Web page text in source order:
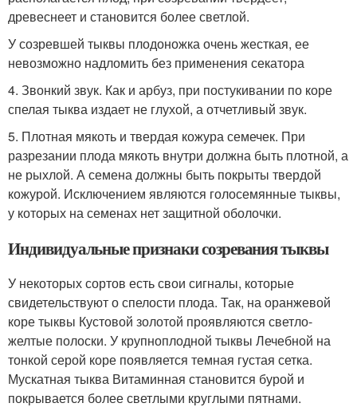
древеснеет и становится более светлой.
У созревшей тыквы плодоножка очень жесткая, ее
невозможно надломить без применения секатора
4. Звонкий звук. Как и арбуз, при постукивании по коре
спелая тыква издает не глухой, а отчетливый звук.
5. Плотная мякоть и твердая кожура семечек. При
разрезании плода мякоть внутри должна быть плотной, а
не рыхлой. А семена должны быть покрыты твердой
кожурой. Исключением являются голосемянные тыквы,
у которых на семенах нет защитной оболочки.
Индивидуальные признаки созревания тыквы
У некоторых сортов есть свои сигналы, которые
свидетельствуют о спелости плода. Так, на оранжевой
коре тыквы Кустовой золотой проявляются светло-
желтые полоски. У крупноплодной тыквы Лечебной на
тонкой серой коре появляется темная густая сетка.
Мускатная тыква Витаминная становится бурой и
покрывается более светлыми круглыми пятнами.